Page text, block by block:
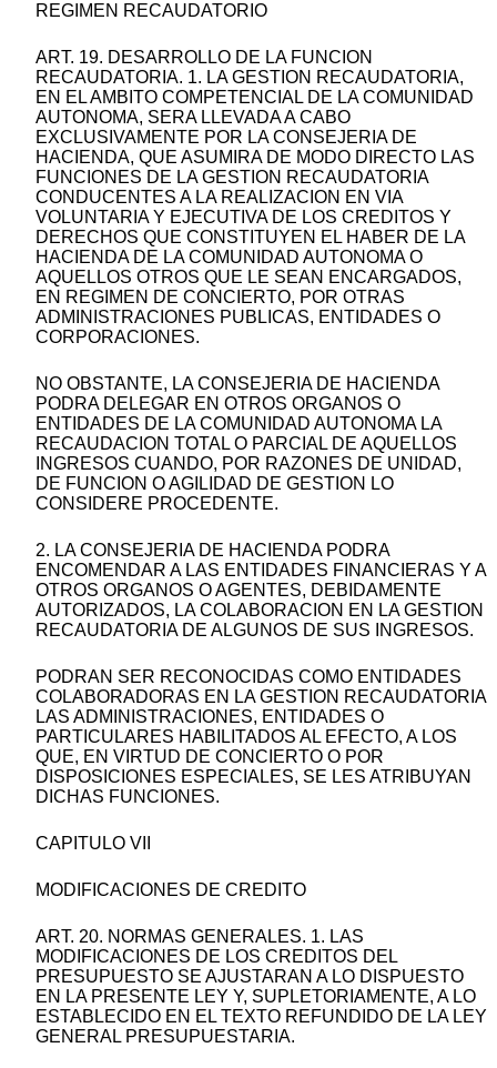
REGIMEN RECAUDATORIO
ART. 19. DESARROLLO DE LA FUNCION
RECAUDATORIA. 1. LA GESTION RECAUDATORIA,
EN EL AMBITO COMPETENCIAL DE LA COMUNIDAD
AUTONOMA, SERA LLEVADA A CABO
EXCLUSIVAMENTE POR LA CONSEJERIA DE
HACIENDA, QUE ASUMIRA DE MODO DIRECTO LAS
FUNCIONES DE LA GESTION RECAUDATORIA
CONDUCENTES A LA REALIZACION EN VIA
VOLUNTARIA Y EJECUTIVA DE LOS CREDITOS Y
DERECHOS QUE CONSTITUYEN EL HABER DE LA
HACIENDA DE LA COMUNIDAD AUTONOMA O
AQUELLOS OTROS QUE LE SEAN ENCARGADOS,
EN REGIMEN DE CONCIERTO, POR OTRAS
ADMINISTRACIONES PUBLICAS, ENTIDADES O
CORPORACIONES.
NO OBSTANTE, LA CONSEJERIA DE HACIENDA
PODRA DELEGAR EN OTROS ORGANOS O
ENTIDADES DE LA COMUNIDAD AUTONOMA LA
RECAUDACION TOTAL O PARCIAL DE AQUELLOS
INGRESOS CUANDO, POR RAZONES DE UNIDAD,
DE FUNCION O AGILIDAD DE GESTION LO
CONSIDERE PROCEDENTE.
2. LA CONSEJERIA DE HACIENDA PODRA
ENCOMENDAR A LAS ENTIDADES FINANCIERAS Y A
OTROS ORGANOS O AGENTES, DEBIDAMENTE
AUTORIZADOS, LA COLABORACION EN LA GESTION
RECAUDATORIA DE ALGUNOS DE SUS INGRESOS.
PODRAN SER RECONOCIDAS COMO ENTIDADES
COLABORADORAS EN LA GESTION RECAUDATORIA
LAS ADMINISTRACIONES, ENTIDADES O
PARTICULARES HABILITADOS AL EFECTO, A LOS
QUE, EN VIRTUD DE CONCIERTO O POR
DISPOSICIONES ESPECIALES, SE LES ATRIBUYAN
DICHAS FUNCIONES.
CAPITULO VII
MODIFICACIONES DE CREDITO
ART. 20. NORMAS GENERALES. 1. LAS
MODIFICACIONES DE LOS CREDITOS DEL
PRESUPUESTO SE AJUSTARAN A LO DISPUESTO
EN LA PRESENTE LEY Y, SUPLETORIAMENTE, A LO
ESTABLECIDO EN EL TEXTO REFUNDIDO DE LA LEY
GENERAL PRESUPUESTARIA.